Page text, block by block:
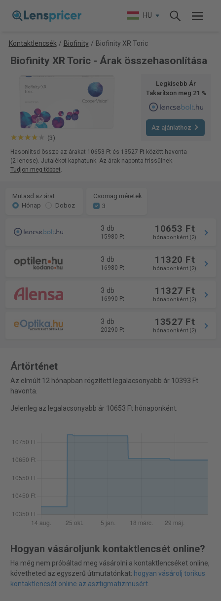
HU
Kontaktlencsék / Biofinity / Biofinity XR Toric
Biofinity XR Toric - Árak összehasonlítása
(3)
Legkisebb Ár
Takarítson meg 21 %
Az ajánlathoz
Hasonlítsd össze az árakat 10653 Ft és 13527 Ft között havonta
(2 lencse). Jutalékot kaphatunk. Az árak naponta frissülnek.
Tudjon meg többet.
Mutasd az árat
Hónap
Doboz
Csomag méretek
3
3 db
15980 Ft
10653 Ft
hónaponként (2)
3 db
16980 Ft
11320 Ft
hónaponként (2)
3 db
16990 Ft
11327 Ft
hónaponként (2)
3 db
20290 Ft
13527 Ft
hónaponként (2)
Ártörténet
Az elmúlt 12 hónapban rögzített legalacsonyabb ár 10393 Ft
havonta.
Jelenleg az legalacsonyabb ár 10653 Ft hónaponként.
Hogyan vásároljunk kontaktlencsét online?
Ha még nem próbáltad meg vásárolni a kontaktlencséket online,
követheted az egyszerű útmutatónkat: hogyan vásárolj torikus
kontaktlencsét online az asztigmatizmusért.